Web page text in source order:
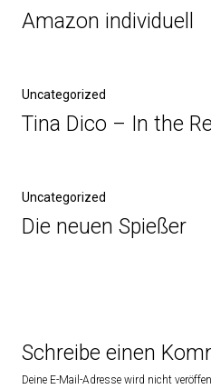
Amazon individuell
Uncategorized
Tina Dico – In the
Uncategorized
Die neuen Spießer
Schreibe einen
Deine E-Mail-Adresse wird nicht